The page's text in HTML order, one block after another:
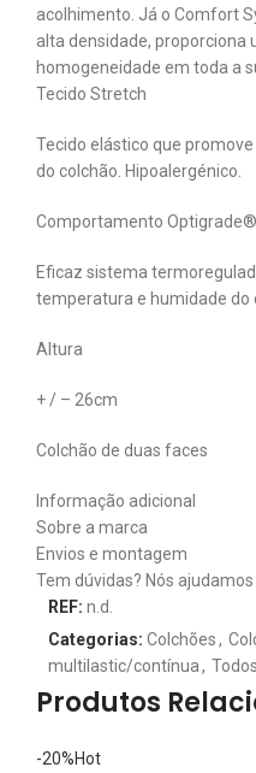
acolhimento. Já o Comfort
alta densidade, proporciona
homogeneidade em toda a
Tecido Stretch
Tecido elástico que
do colchão. Hipoalergénico.
Comportamento Optigrade®
Eficaz sistema
temperatura e humidade do
Altura
+ / – 26cm
Colchão de duas faces
Informação adicional
Sobre a marca
Envios e montagem
Tem dúvidas? Nós ajudamos
REF: n.d.
Categorias: Colchões,
multilastic/contínua,
Produtos
-20%Hot